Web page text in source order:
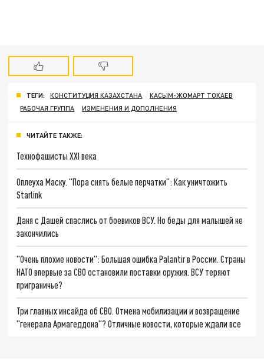
ТЕГИ: КОНСТИТУЦИЯ КАЗАХСТАНА
КАСЫМ-ЖОМАРТ ТОКАЕВ
РАБОЧАЯ ГРУППА
ИЗМЕНЕНИЯ И ДОПОЛНЕНИЯ
ЧИТАЙТЕ ТАКЖЕ:
Технофашисты XXI века
Оплеуха Маску. "Пора снять белые перчатки": Как уничтожить
Starlink
Даня с Дашей спаслись от боевиков ВСУ. Но беды для малышей не
закончились
"Очень плохие новости": Большая ошибка Palantir в России. Страны
НАТО впервые за СВО остановили поставки оружия. ВСУ теряют
приграничье?
Три главных инсайда об СВО. Отмена мобилизации и возвращение
"генерала Армагеддона"? Отличные новости, которые ждали все